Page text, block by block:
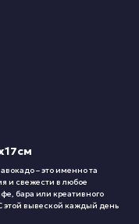
– это именно та
и свежести в любое
бара или креативного
этой вывеской каждый день